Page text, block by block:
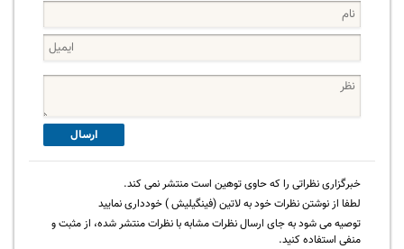
ارسال
خبرگزاری نظراتی را که حاوی توهین است منتشر نمی کند.
لطفا از نوشتن نظرات خود به لاتین (فینگیلیش ) خودداری نمایید
توصیه می شود به جای ارسال نظرات مشابه با نظرات منتشر شده، از مثبت و
منفی استفاده کنید.